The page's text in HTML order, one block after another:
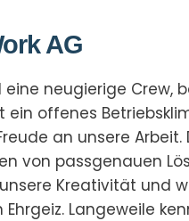
AG
eine neugierige Crew,
ein offenes
an unsere Arbeit.
von passgenauen
Kreativität und
Ehrgeiz. Langeweile